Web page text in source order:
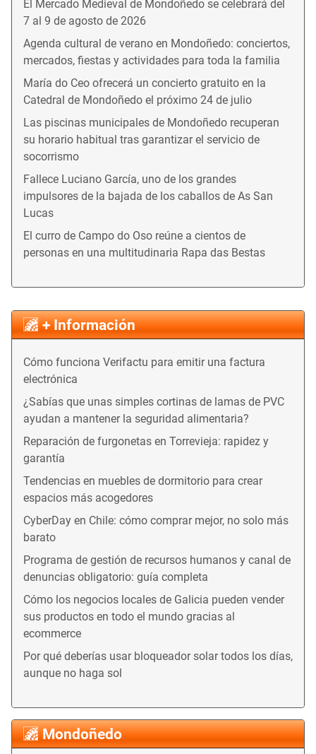
Mondoñedo
El Mercado Medieval de Mondoñedo se celebrará del
7 al 9 de agosto de 2026
Agenda cultural de verano en Mondoñedo: conciertos,
mercados, fiestas y actividades para toda la familia
María do Ceo ofrecerá un concierto gratuito en la
Catedral de Mondoñedo el próximo 24 de julio
Las piscinas municipales de Mondoñedo recuperan
su horario habitual tras garantizar el servicio de
socorrismo
Fallece Luciano García, uno de los grandes
impulsores de la bajada de los caballos de As San
Lucas
El curro de Campo do Oso reúne a cientos de
personas en una multitudinaria Rapa das Bestas
+ Información
Cómo funciona Verifactu para emitir una factura
electrónica
¿Sabías que unas simples cortinas de lamas de PVC
ayudan a mantener la seguridad alimentaria?
Reparación de furgonetas en Torrevieja: rapidez y
garantía
Tendencias en muebles de dormitorio para crear
espacios más acogedores
CyberDay en Chile: cómo comprar mejor, no solo más
barato
Programa de gestión de recursos humanos y canal de
denuncias obligatorio: guía completa
Cómo los negocios locales de Galicia pueden vender
sus productos en todo el mundo gracias al
ecommerce
Por qué deberías usar bloqueador solar todos los días,
aunque no haga sol